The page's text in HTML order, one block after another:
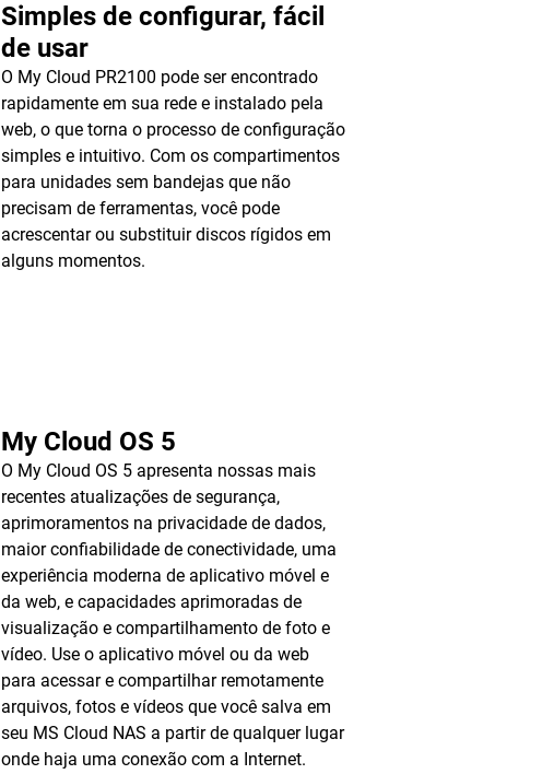
Simples de configurar, fácil
de usar
O My Cloud PR2100 pode ser encontrado
rapidamente em sua rede e instalado pela
web, o que torna o processo de configuração
simples e intuitivo. Com os compartimentos
para unidades sem bandejas que não
precisam de ferramentas, você pode
acrescentar ou substituir discos rígidos em
alguns momentos.
My Cloud OS 5
O My Cloud OS 5 apresenta nossas mais
recentes atualizações de segurança,
aprimoramentos na privacidade de dados,
maior confiabilidade de conectividade, uma
experiência moderna de aplicativo móvel e
da web, e capacidades aprimoradas de
visualização e compartilhamento de foto e
vídeo. Use o aplicativo móvel ou da web
para acessar e compartilhar remotamente
arquivos, fotos e vídeos que você salva em
seu MS Cloud NAS a partir de qualquer lugar
onde haja uma conexão com a Internet.